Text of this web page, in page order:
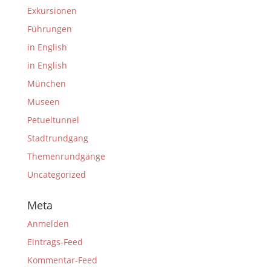
Exkursionen
Führungen
in English
in English
München
Museen
Petueltunnel
Stadtrundgang
Themenrundgänge
Uncategorized
Meta
Anmelden
Eintrags-Feed
Kommentar-Feed